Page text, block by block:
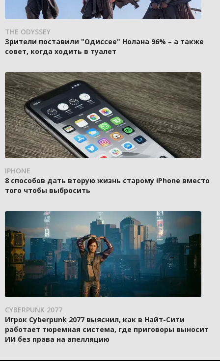
THE ODYSSEY
Зрители поставили "Одиссее" Нолана 96% – а также
совет, когда ходить в туалет
IPHONE
8 способов дать вторую жизнь старому iPhone вместо
того чтобы выбросить
CYBERPUNK 2077
Игрок Cyberpunk 2077 выяснил, как в Найт-Сити
работает тюремная система, где приговоры выносит
ИИ без права на апелляцию